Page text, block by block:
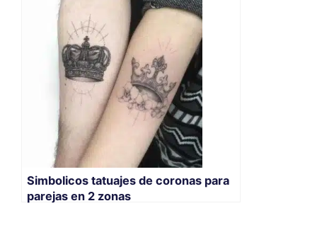
Simbolicos tatuajes de coronas para
parejas en 2 zonas